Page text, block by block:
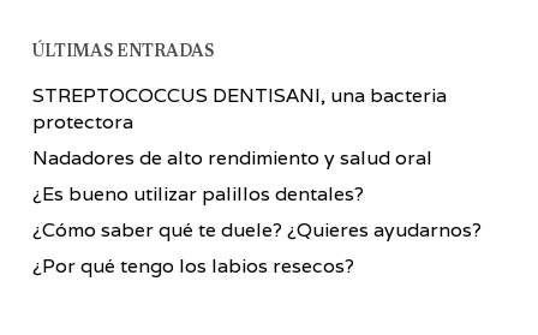
ÚLTIMAS ENTRADAS
STREPTOCOCCUS DENTISANI, una bacteria
protectora
Nadadores de alto rendimiento y salud oral
¿Es bueno utilizar palillos dentales?
¿Cómo saber qué te duele? ¿Quieres ayudarnos?
¿Por qué tengo los labios resecos?